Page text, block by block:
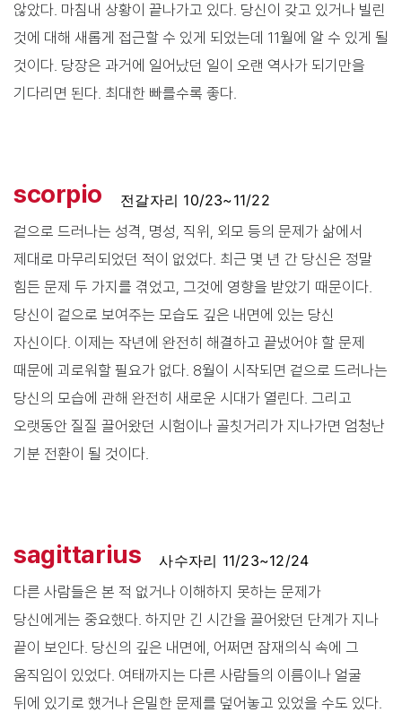
않았다. 마침내 상황이 끝나가고 있다. 당신이 갖고 있거나 빌린
것에 대해 새롭게 접근할 수 있게 되었는데 11월에 알 수 있게 될
것이다. 당장은 과거에 일어났던 일이 오랜 역사가 되기만을
기다리면 된다. 최대한 빠를수록 좋다.
scorpio
전갈자리 10/23~11/22
겉으로 드러나는 성격, 명성, 직위, 외모 등의 문제가 삶에서
제대로 마무리되었던 적이 없었다. 최근 몇 년 간 당신은 정말
힘든 문제 두 가지를 겪었고, 그것에 영향을 받았기 때문이다.
당신이 겉으로 보여주는 모습도 깊은 내면에 있는 당신
자신이다. 이제는 작년에 완전히 해결하고 끝냈어야 할 문제
때문에 괴로워할 필요가 없다. 8월이 시작되면 겉으로 드러나는
당신의 모습에 관해 완전히 새로운 시대가 열린다. 그리고
오랫동안 질질 끌어왔던 시험이나 골칫거리가 지나가면 엄청난
기분 전환이 될 것이다.
sagittarius
사수자리 11/23~12/24
다른 사람들은 본 적 없거나 이해하지 못하는 문제가
당신에게는 중요했다. 하지만 긴 시간을 끌어왔던 단계가 지나
끝이 보인다. 당신의 깊은 내면에, 어쩌면 잠재의식 속에 그
움직임이 있었다. 여태까지는 다른 사람들의 이름이나 얼굴
뒤에 있기로 했거나 은밀한 문제를 덮어놓고 있었을 수도 있다.